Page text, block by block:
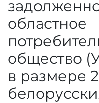
областное
общество
в размере